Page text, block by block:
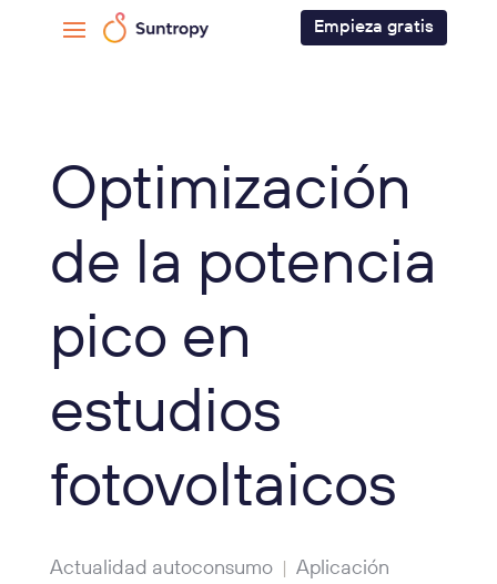
Empieza gratis
Optimización
de la potencia
pico en
estudios
fotovoltaicos
Actualidad autoconsumo| Aplicación